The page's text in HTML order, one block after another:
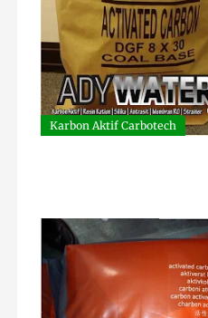
Karbon Aktif Carbotech